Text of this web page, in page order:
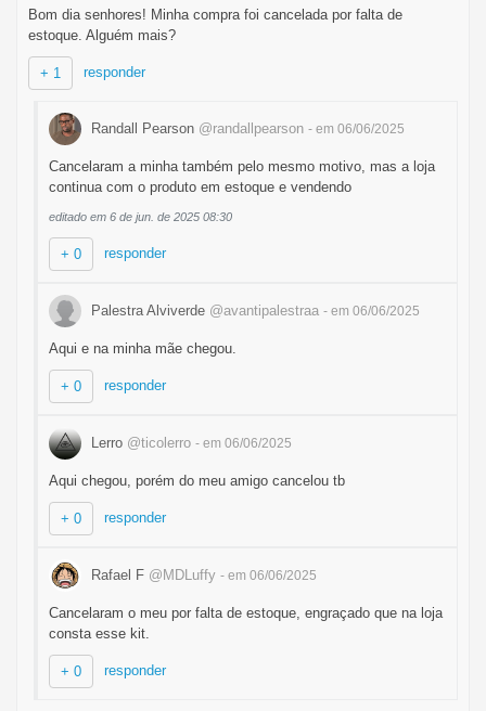
Bom dia senhores! Minha compra foi cancelada por falta de
estoque. Alguém mais?
+ 1 responder
Randall Pearson @randallpearson - em 06/06/2025
Cancelaram a minha também pelo mesmo motivo, mas a loja
continua com o produto em estoque e vendendo
editado em 6 de jun. de 2025 08:30
+ 0 responder
Palestra Alviverde @avantipalestraa - em 06/06/2025
Aqui e na minha mãe chegou.
+ 0 responder
Lerro @ticolerro - em 06/06/2025
Aqui chegou, porém do meu amigo cancelou tb
+ 0 responder
Rafael F @MDLuffy - em 06/06/2025
Cancelaram o meu por falta de estoque, engraçado que na loja
consta esse kit.
+ 0 responder